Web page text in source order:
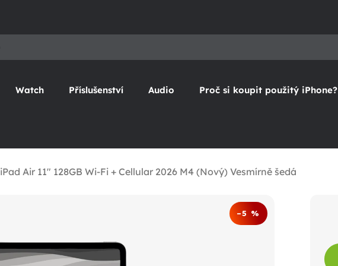
Watch Příslušenství Audio Proč si koupit použitý iPhone?
iPad Air 11" 128GB Wi-Fi + Cellular 2026 M4 (Nový) Vesmírně šedá
–5 %